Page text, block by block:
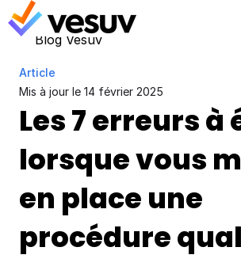
Blog Vesuv
Article
Mis à jour le 14 février 2025
Les 7 erreurs à
lorsque vous
en place une
procédure